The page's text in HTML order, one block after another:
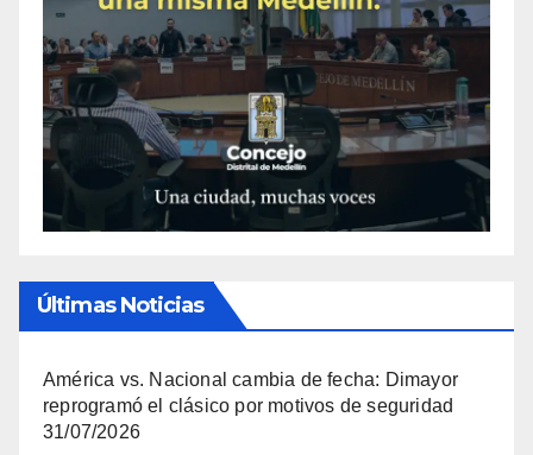
Últimas Noticias
América vs. Nacional cambia de fecha: Dimayor
reprogramó el clásico por motivos de seguridad
31/07/2026